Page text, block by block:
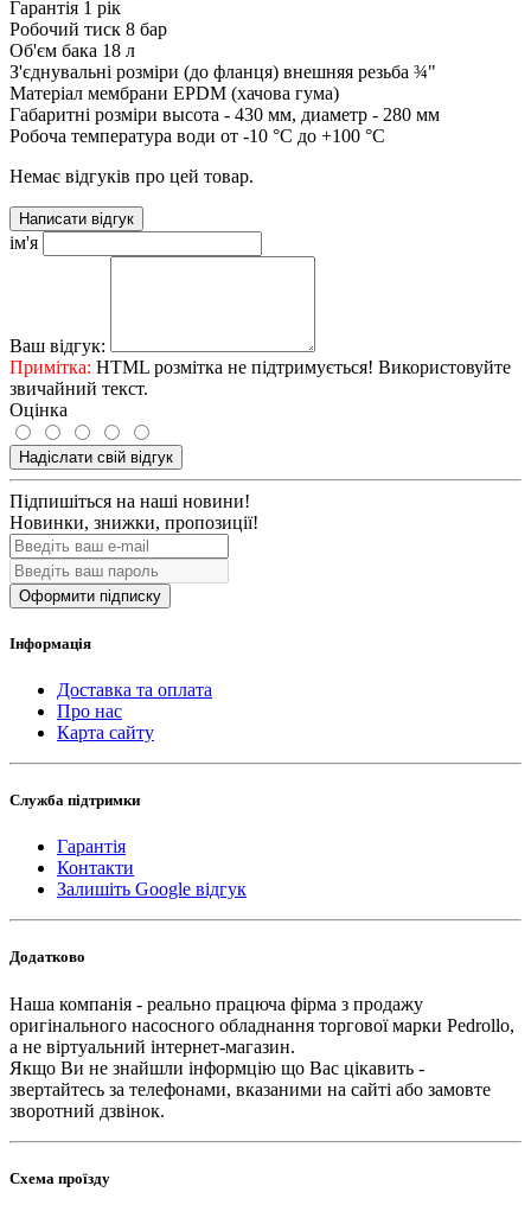
Гарантія 1 рік
Робочий тиск 8 бар
Об'єм бака 18 л
З'єднувальні розміри (до фланця) внешняя резьба ¾"
Матеріал мембрани EPDM (хачова гума)
Габаритні розміри высота - 430 мм, диаметр - 280 мм
Робоча температура води от -10 °C до +100 °C
Немає відгуків про цей товар.
Написати відгук
ім'я
Ваш відгук:
Примітка: HTML розмітка не підтримується! Використовуйте
звичайний текст.
Оцінка
Надіслати свій відгук
Підпишіться на наші новини!
Новинки, знижки, пропозиції!
Оформити підписку
Інформація
Доставка та оплата
Про нас
Карта сайту
Служба підтримки
Гарантія
Контакти
Залишіть Google відгук
Додатково
Наша компанія - реально працюча фірма з продажу
оригінального насосного обладнання торгової марки Pedrollo,
а не віртуальний інтернет-магазин.
Якщо Ви не знайшли інформцію що Вас цікавить -
звертайтесь за телефонами, вказаними на сайті або замовте
зворотний дзвінок.
Схема проїзду